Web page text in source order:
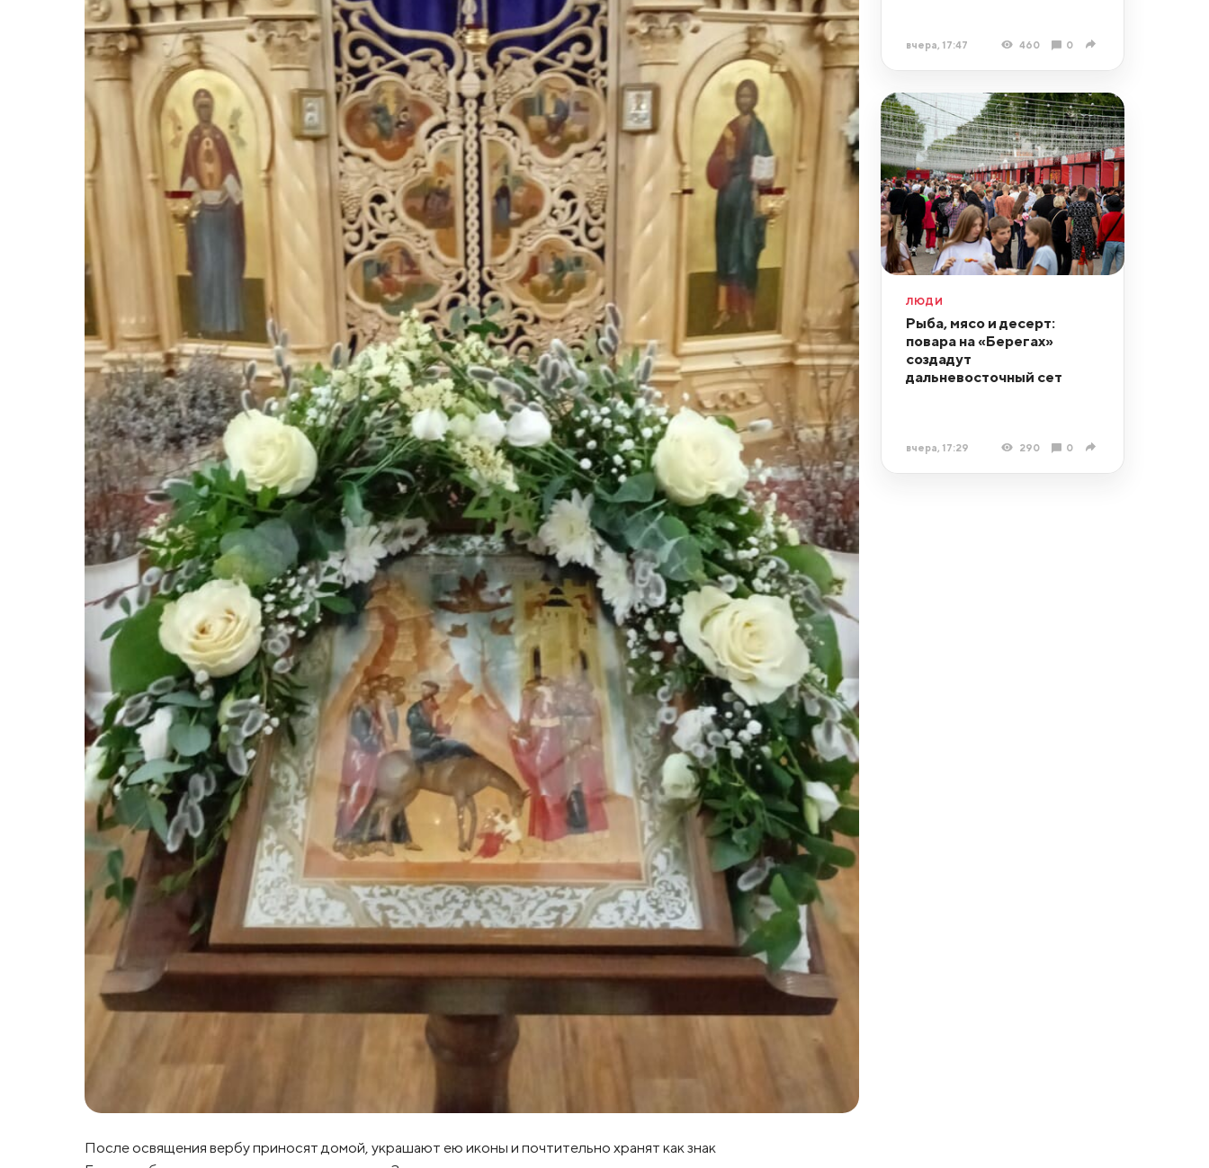
После освящения вербу приносят домой, украшают ею иконы и почтительно хранят как знак
вчера, 17:47 460 0
ЛЮДИ
Рыба, мясо и десерт:
повара на «Берегах»
создадут
дальневосточный сет
вчера, 17:29 290 0